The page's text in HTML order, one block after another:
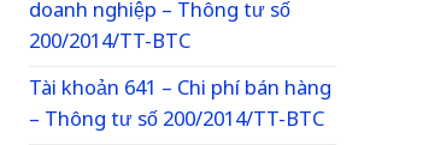
doanh nghiệp – Thông tư số
200/2014/TT-BTC
Tài khoản 641 – Chi phí bán hàng
– Thông tư số 200/2014/TT-BTC